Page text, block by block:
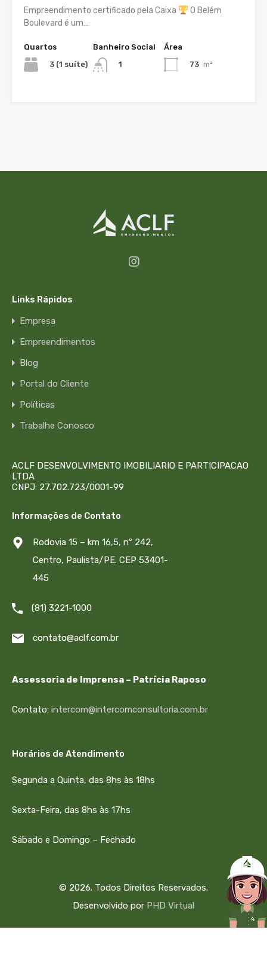
Empreendimento certificado pela Caixa
O Belém
Boulevard é um…
Quartos
3 (1 suíte)
Banheiro Social
1
Área
73 m²
Links Rápidos
Empresa
Empreendimentos
Blog
Portal do Cliente
Políticas
Trabalhe Conosco
ACLF DESENVOLVIMENTO IMOBILIARIO E PARTICIPACAO
LTDA
CNPJ: 27.702.723/0001-99
Informações de Contato
Rodovia 15 – km 16,5, nº 242,
Centro, Paulista/PE. CEP 53401-
445
(81) 3221-1000
contato@aclf.com.br
Assessoria de Imprensa – Patrícia Raposo
Contato: intercom@intercomconsultoria.com.br
Horários de Atendimento
Segunda a Quinta, das 8hs às 18hs
Sexta-Feira, das 8hs às 17hs
Sábado e Domingo – Fechado
© 2026. Todos Direitos Reservados.
Desenvolvido por PHD Virtual